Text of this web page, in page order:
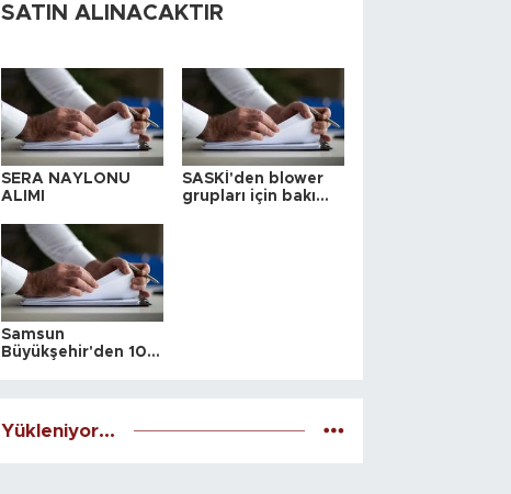
SATIN ALINACAKTIR
SERA NAYLONU
ALIMI
SASKİ'den blower
grupları için bakım
Samsun
Büyükşehir'den 10
Yükleniyor...